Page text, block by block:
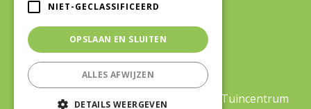
Veilig winkelen
©Life and Garden|Green Solutions Tuincentrum
NIET-GECLASSIFICEERD
OPSLAAN EN SLUITEN
ALLES AFWIJZEN
DETAILS WEERGEVEN